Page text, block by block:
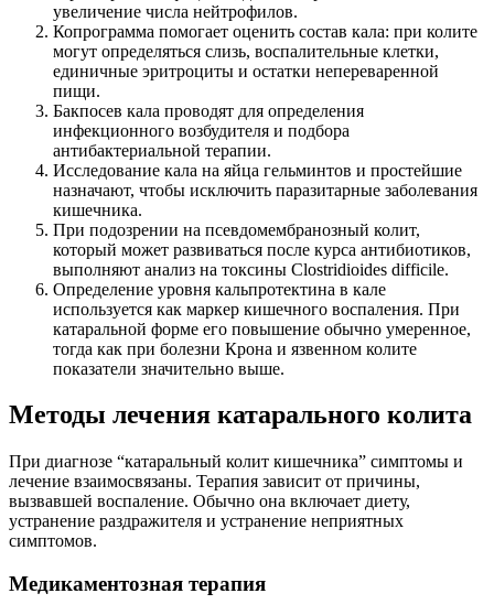
увеличение числа нейтрофилов.
Копрограмма помогает оценить состав кала: при колите
могут определяться слизь, воспалительные клетки,
единичные эритроциты и остатки непереваренной
пищи.
Бакпосев кала проводят для определения
инфекционного возбудителя и подбора
антибактериальной терапии.
Исследование кала на яйца гельминтов и простейшие
назначают, чтобы исключить паразитарные заболевания
кишечника.
При подозрении на псевдомембранозный колит,
который может развиваться после курса антибиотиков,
выполняют анализ на токсины Clostridioides difficile.
Определение уровня кальпротектина в кале
используется как маркер кишечного воспаления. При
катаральной форме его повышение обычно умеренное,
тогда как при болезни Крона и язвенном колите
показатели значительно выше.
Методы лечения катарального колита
При диагнозе “катаральный колит кишечника” симптомы и
лечение взаимосвязаны. Терапия зависит от причины,
вызвавшей воспаление. Обычно она включает диету,
устранение раздражителя и устранение неприятных
симптомов.
Медикаментозная терапия